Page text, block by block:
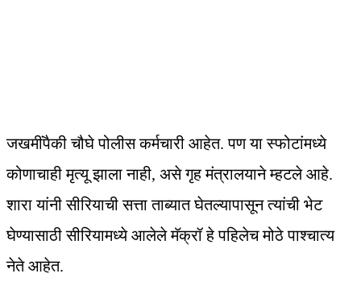
जखमींपैकी चौघे पोलीस कर्मचारी आहेत. पण या स्फोटांमध्ये
कोणाचाही मृत्यू झाला नाही, असे गृह मंत्रालयाने म्हटले आहे.
शारा यांनी सीरियाची सत्ता ताब्यात घेतल्यापासून त्यांची भेट
घेण्यासाठी सीरियामध्ये आलेले मॅक्रॉ हे पहिलेच मोठे पाश्‍चात्य
नेते आहेत.